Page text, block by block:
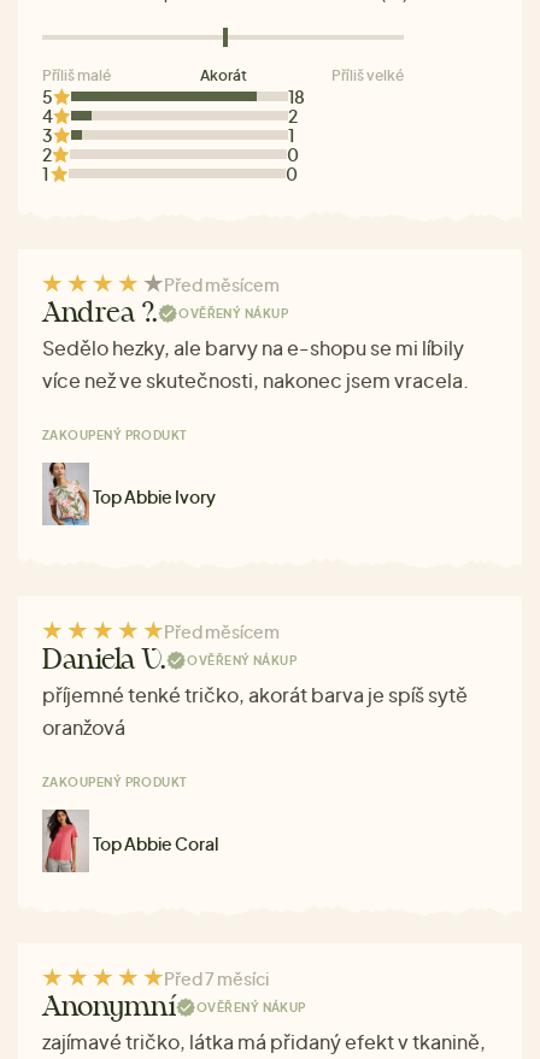
5
18
4
2
3
1
2
0
1
0
Příliš malé Akorát Příliš velké
Před měsícem
Andrea ?. OVĚŘENÝ NÁKUP
Sedělo hezky, ale barvy na e-shopu se mi líbily
více než ve skutečnosti, nakonec jsem vracela.
ZAKOUPENÝ PRODUKT
Top Abbie Ivory
Před měsícem
Daniela V. OVĚŘENÝ NÁKUP
příjemné tenké tričko, akorát barva je spíš sytě
oranžová
ZAKOUPENÝ PRODUKT
Top Abbie Coral
Před 7 měsíci
Anonymní OVĚŘENÝ NÁKUP
zajímavé tričko, látka má přidaný efekt v tkanině,